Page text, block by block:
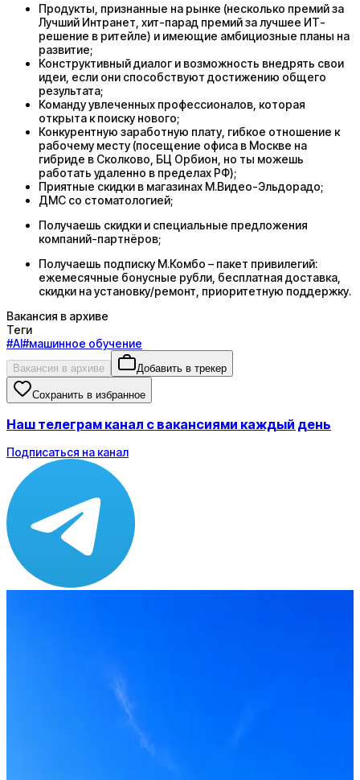
Продукты, признанные на рынке (несколько премий за
Лучший Интранет, хит-парад премий за лучшее ИТ-
решение в ритейле) и имеющие амбициозные планы на
развитие;
Конструктивный диалог и возможность внедрять свои
идеи, если они способствуют достижению общего
результата;
Команду увлеченных профессионалов, которая
открыта к поиску нового;
Конкурентную заработную плату, гибкое отношение к
рабочему месту (посещение офиса в Москве на
гибриде в Сколково, БЦ Орбион, но ты можешь
работать удаленно в пределах РФ);
Приятные скидки в магазинах М.Видео-Эльдорадо;
ДМС со стоматологией;
Получаешь скидки и специальные предложения
компаний-партнёров;
Получаешь подписку М.Комбо – пакет привилегий:
ежемесячные бонусные рубли, бесплатная доставка,
скидки на установку/ремонт, приоритетную поддержку.
Вакансия в архиве
Теги
#AI#машинное обучение
Вакансия в архиве Добавить в трекер
Сохранить в избранное
Наш телеграм канал с вакансиями каждый день
Подписаться на канал
Оффер быстрее с Эйч